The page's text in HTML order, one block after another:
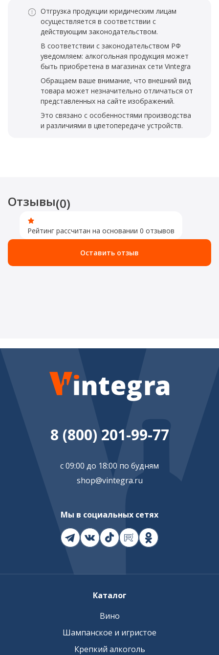
Отгрузка продукции юридическим лицам
осуществляется в соответствии с
действующим законодательством.
В соответствии с законодательством РФ
уведомляем: алкогольная продукция может
быть приобретена в магазинах сети Vintegra
Обращаем ваше внимание, что внешний вид
товара может незначительно отличаться от
представленных на сайте изображений.
Это связано с особенностями производства
и различиями в цветопередаче устройств.
Отзывы(0)
Рейтинг рассчитан на основании 0 отзывов
Оставить отзыв
8 (800) 201-99-77
с 09:00 до 18:00 по будням
shop@vintegra.ru
Мы в социальных сетях
Каталог
Вино
Шампанское и игристое
Крепкий алкоголь